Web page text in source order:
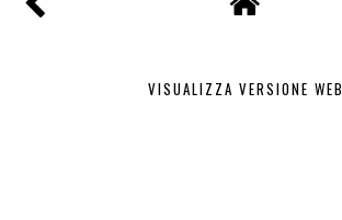
VISUALIZZA VERSIONE WEB